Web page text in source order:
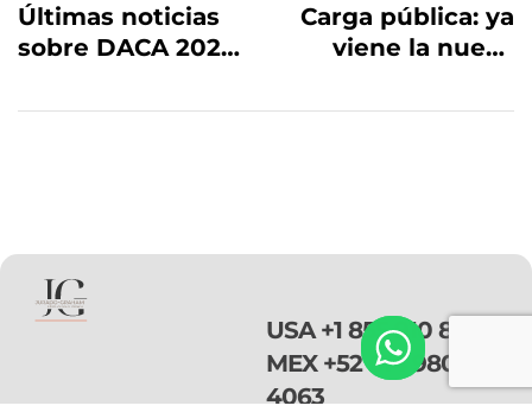
Últimas noticias
sobre DACA 2022,
de Reapertura!
Carga pública: ya
viene la nueva
USA+1 855 910 8244
MEX +52 614 980
4063